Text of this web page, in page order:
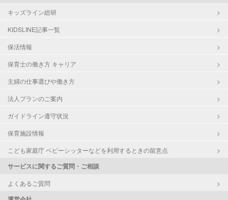
キッズライン総研
KIDSLINE記事一覧
保活情報
保育士の働き方 キャリア
主婦の仕事選びや働き方
法人プランのご案内
ガイドライン遵守状況
保育施設情報
こども家庭庁 ベビーシッターなどを利用するときの留意点
サービスに関するご質問・ご相談
よくあるご質問